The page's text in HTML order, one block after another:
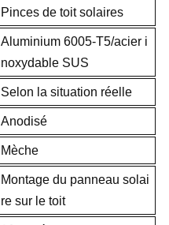
Pinces de toit solaires
Aluminium 6005-T5/acier i
noxydable SUS
Selon la situation réelle
Anodisé
Mèche
Montage du panneau solai
re sur le toit